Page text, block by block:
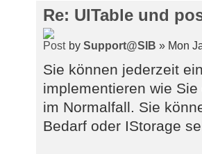
Re: UITable und
by Support@SIB » Mon
Sie können jederzeit
implementieren wie
im Normalfall. Sie
Bedarf oder IStorage